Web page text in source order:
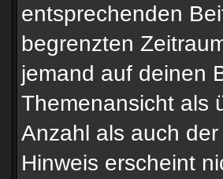
entsprechenden
begrenzten
jemand auf deinen
Themenansicht als
Anzahl als auch
Hinweis erscheint